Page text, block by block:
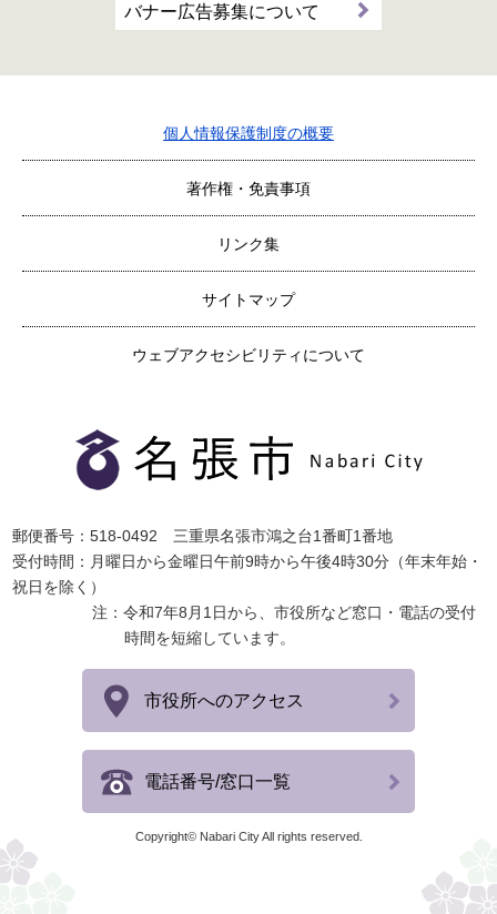
バナー広告募集について
個人情報保護制度の概要
著作権・免責事項
リンク集
サイトマップ
ウェブアクセシビリティについて
郵便番号：518-0492 三重県名張市鴻之台1番町1番地
受付時間：月曜日から金曜日午前9時から午後4時30分（年末年始・
祝日を除く）
注：令和7年8月1日から、市役所など窓口・電話の受付
時間を短縮しています。
市役所へのアクセス
電話番号/窓口一覧
Copyright© Nabari City All rights reserved.